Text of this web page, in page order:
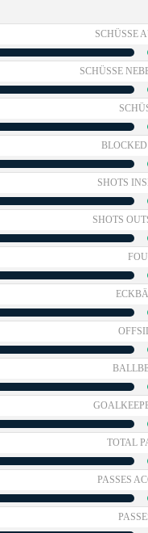
SCHÜSSE
SCHÜSSE
BLOCKED
SHOTS
SHOTS
TOTAL
PASSES